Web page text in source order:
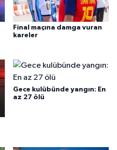
Final maçına damga vuran
kareler
Gece kulübünde yangın: En
az 27 ölü